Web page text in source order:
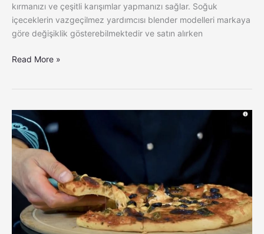
kırmanızı ve çeşitli karışımlar yapmanızı sağlar. Soğuk
içeceklerin vazgeçilmez yardımcısı blender modelleri markaya
göre değişiklik gösterebilmektedir ve satın alırken
Read More »
Ev
Yapımı
Pizzanın
Noktaları